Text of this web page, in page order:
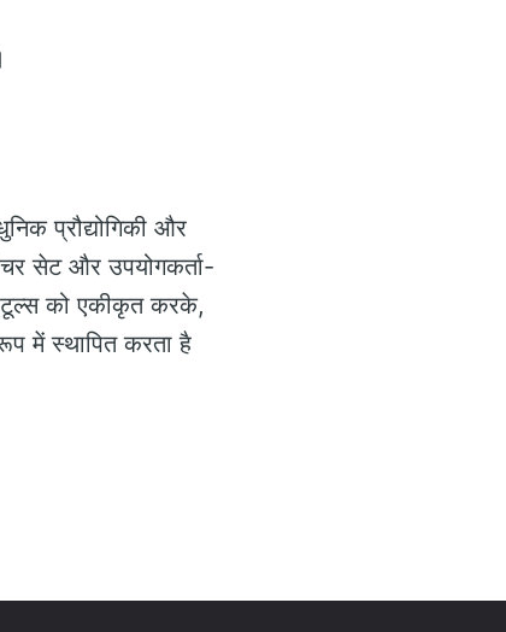
प्रौद्योगिकी और
सेट और उपयोगकर्ता-
टूल्स को एकीकृत करके,
में स्थापित करता है